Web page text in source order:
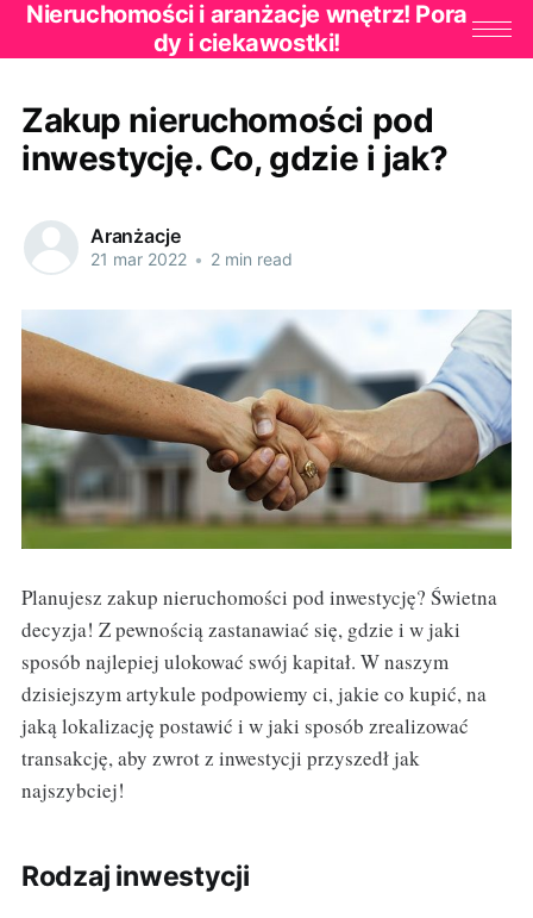
Nieruchomości i aranżacje wnętrz! Pora
dy i ciekawostki!
Zakup nieruchomości pod
inwestycję. Co, gdzie i jak?
Aranżacje
21 mar 2022 • 2 min read
Planujesz zakup nieruchomości pod inwestycję? Świetna
decyzja! Z pewnością zastanawiać się, gdzie i w jaki
sposób najlepiej ulokować swój kapitał. W naszym
dzisiejszym artykule podpowiemy ci, jakie co kupić, na
jaką lokalizację postawić i w jaki sposób zrealizować
transakcję, aby zwrot z inwestycji przyszedł jak
najszybciej!
Rodzaj inwestycji